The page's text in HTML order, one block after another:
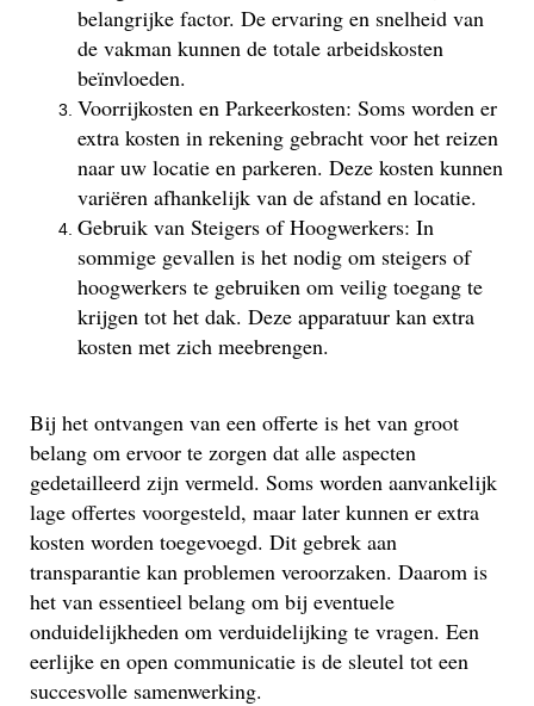
belangrijke factor. De ervaring en snelheid van
de vakman kunnen de totale arbeidskosten
beïnvloeden.
Voorrijkosten en Parkeerkosten: Soms worden er
extra kosten in rekening gebracht voor het reizen
naar uw locatie en parkeren. Deze kosten kunnen
variëren afhankelijk van de afstand en locatie.
Gebruik van Steigers of Hoogwerkers: In
sommige gevallen is het nodig om steigers of
hoogwerkers te gebruiken om veilig toegang te
krijgen tot het dak. Deze apparatuur kan extra
kosten met zich meebrengen.
Bij het ontvangen van een offerte is het van groot
belang om ervoor te zorgen dat alle aspecten
gedetailleerd zijn vermeld. Soms worden aanvankelijk
lage offertes voorgesteld, maar later kunnen er extra
kosten worden toegevoegd. Dit gebrek aan
transparantie kan problemen veroorzaken. Daarom is
het van essentieel belang om bij eventuele
onduidelijkheden om verduidelijking te vragen. Een
eerlijke en open communicatie is de sleutel tot een
succesvolle samenwerking.